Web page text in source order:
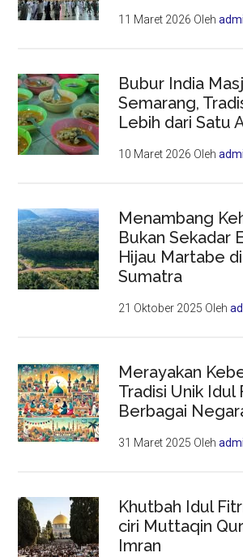
11 Maret 2026 Oleh
Bubur India
Semarang,
Lebih dari Satu
10 Maret 2026 Oleh
Menambang
Bukan Sekadar
Hijau Martabe
Sumatra
21 Oktober 2025 Oleh
Merayakan
Tradisi Unik Idul
Berbagai
31 Maret 2025 Oleh
Khutbah Idul
ciri Muttaqin
Imran